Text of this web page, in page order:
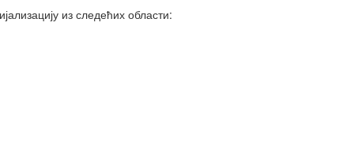
2025.
из следећих области: